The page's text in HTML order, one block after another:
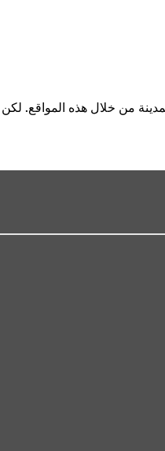
من خلال هذه المواقع.